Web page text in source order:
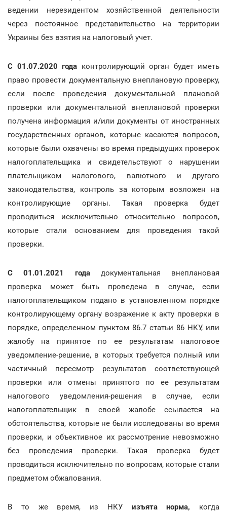
ведении нерезидентом хозяйственной деятельности
через постоянное представительство на территории
Украины без взятия на налоговый учет.
С 01.07.2020 года контролирующий орган будет иметь
право провести документальную внеплановую проверку,
если после проведения документальной плановой
проверки или документальной внеплановой проверки
получена информация и/или документы от иностранных
государственных органов, которые касаются вопросов,
которые были охвачены во время предыдущих проверок
налогоплательщика и свидетельствуют о нарушении
плательщиком налогового, валютного и другого
законодательства, контроль за которым возложен на
контролирующие органы. Такая проверка будет
проводиться исключительно относительно вопросов,
которые стали основанием для проведения такой
проверки.
С 01.01.2021 годадокументальная внеплановая
проверка может быть проведена в случае, если
налогоплательщиком подано в установленном порядке
контролирующему органу возражение к акту проверки в
порядке, определенном пунктом 86.7 статьи 86 НКУ, или
жалобу на принятое по ее результатам налоговое
уведомление-решение, в которых требуется полный или
частичный пересмотр результатов соответствующей
проверки или отмены принятого по ее результатам
налогового уведомления-решения в случае, если
налогоплательщик в своей жалобе ссылается на
обстоятельства, которые не были исследованы во время
проверки, и объективное их рассмотрение невозможно
без проведения проверки. Такая проверка будет
проводиться исключительно по вопросам, которые стали
предметом обжалования.
В то же время, из НКУизъята норма, когда